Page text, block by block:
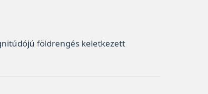
földrengés keletkezett